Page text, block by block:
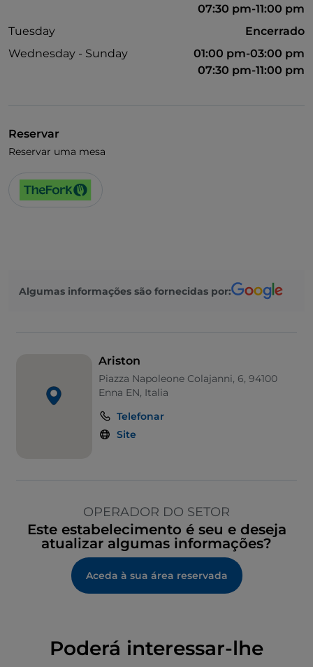
07:30 pm-11:00 pm
Tuesday
Encerrado
Wednesday - Sunday
01:00 pm-03:00 pm
07:30 pm-11:00 pm
Reservar
Reservar uma mesa
Algumas informações são fornecidas por:
Ariston
Piazza Napoleone Colajanni, 6, 94100
Enna EN, Italia
Telefonar
Site
OPERADOR DO SETOR
Este estabelecimento é seu e deseja
atualizar algumas informações?
Aceda à sua área reservada
Poderá interessar-lhe